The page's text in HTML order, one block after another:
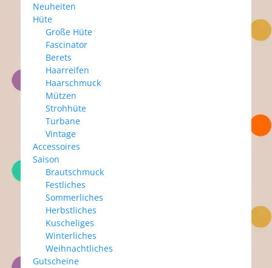
Neuheiten
Hüte
Große Hüte
Fascinator
Berets
Haarreifen
Haarschmuck
Mützen
Strohhüte
Turbane
Vintage
Accessoires
Saison
Brautschmuck
Festliches
Sommerliches
Herbstliches
Kuscheliges
Winterliches
Weihnachtliches
Gutscheine